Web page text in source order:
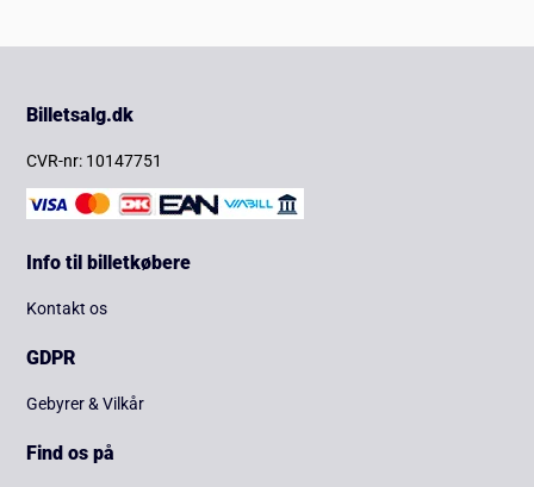
Billetsalg.dk
CVR-nr: 10147751
Info til billetkøbere
Kontakt os
GDPR
Gebyrer & Vilkår
Find os på